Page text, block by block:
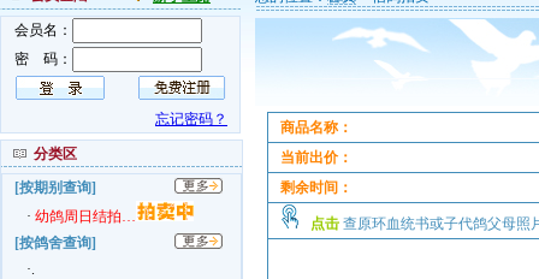
会员名：
密 码：
忘记密码？
分类区
[按期别查询]
· 幼鸽周日结拍…
[按鸽舍查询]
·.
商品名称：
当前出价：
剩余时间：
点击 查原环血统书或子代鸽父母